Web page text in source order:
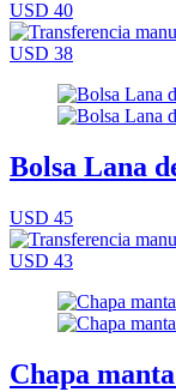
USD 40
USD 38
Bolsa Lana
USD 45
USD 43
Chapa